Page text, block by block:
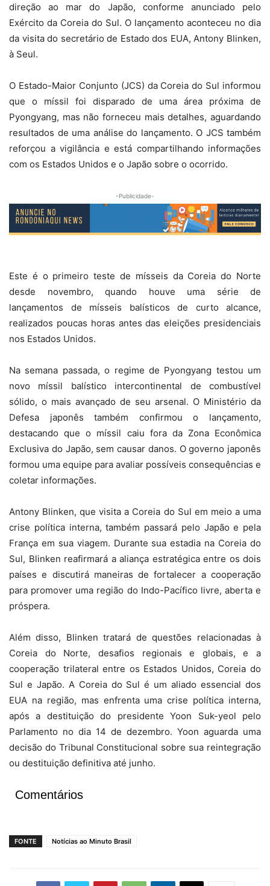
direção ao mar do Japão, conforme anunciado pelo
Exército da Coreia do Sul. O lançamento aconteceu no dia
da visita do secretário de Estado dos EUA, Antony Blinken,
à Seul.
O Estado-Maior Conjunto (JCS) da Coreia do Sul informou
que o míssil foi disparado de uma área próxima de
Pyongyang, mas não forneceu mais detalhes, aguardando
resultados de uma análise do lançamento. O JCS também
reforçou a vigilância e está compartilhando informações
com os Estados Unidos e o Japão sobre o ocorrido.
-Publicidade-
Este é o primeiro teste de mísseis da Coreia do Norte
desde novembro, quando houve uma série de
lançamentos de mísseis balísticos de curto alcance,
realizados poucas horas antes das eleições presidenciais
nos Estados Unidos.
Na semana passada, o regime de Pyongyang testou um
novo míssil balístico intercontinental de combustível
sólido, o mais avançado de seu arsenal. O Ministério da
Defesa japonês também confirmou o lançamento,
destacando que o míssil caiu fora da Zona Econômica
Exclusiva do Japão, sem causar danos. O governo japonês
formou uma equipe para avaliar possíveis consequências e
coletar informações.
Antony Blinken, que visita a Coreia do Sul em meio a uma
crise política interna, também passará pelo Japão e pela
França em sua viagem. Durante sua estadia na Coreia do
Sul, Blinken reafirmará a aliança estratégica entre os dois
países e discutirá maneiras de fortalecer a cooperação
para promover uma região do Indo-Pacífico livre, aberta e
próspera.
Além disso, Blinken tratará de questões relacionadas à
Coreia do Norte, desafios regionais e globais, e a
cooperação trilateral entre os Estados Unidos, Coreia do
Sul e Japão. A Coreia do Sul é um aliado essencial dos
EUA na região, mas enfrenta uma crise política interna,
após a destituição do presidente Yoon Suk-yeol pelo
Parlamento no dia 14 de dezembro. Yoon aguarda uma
decisão do Tribunal Constitucional sobre sua reintegração
ou destituição definitiva até junho.
Comentários
FONTE Notícias ao Minuto Brasil